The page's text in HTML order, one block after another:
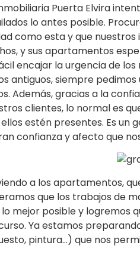
Puerta Elvira
lo antes posible.
como esta y que nuestros
y sus apartamentos
encajar la urgencia de
antiguos, siempre
Además, gracias a la
clientes, lo normal es
estén presentes. Es un
confianza y afecto que
a los apartamentos,
que los trabajos de
mejor posible y logremos
Ya estamos
pintura…) que nos